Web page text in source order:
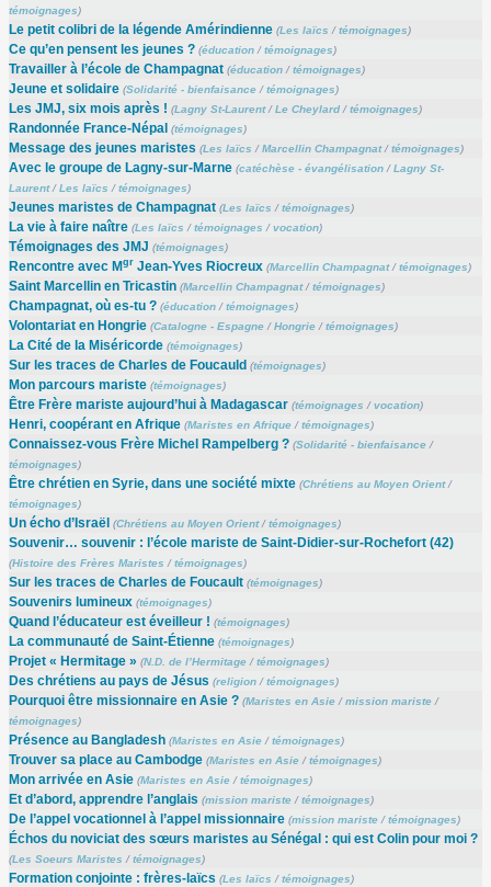
témoignages)
Le petit colibri de la légende Amérindienne (Les laïcs /témoignages)
Ce qu’en pensent les jeunes ? (éducation/témoignages)
Travailler à l’école de Champagnat (éducation/témoignages)
Jeune et solidaire (Solidarité - bienfaisance/témoignages)
Les JMJ, six mois après ! (Lagny St-Laurent/Le Cheylard/témoignages)
Randonnée France-Népal (témoignages)
Message des jeunes maristes (Les laïcs /Marcellin Champagnat/témoignages)
Avec le groupe de Lagny-sur-Marne (catéchèse - évangélisation/Lagny St-
Laurent/Les laïcs /témoignages)
Jeunes maristes de Champagnat (Les laïcs /témoignages)
La vie à faire naître (Les laïcs /témoignages /vocation)
Témoignages des JMJ (témoignages)
Rencontre avec MgrJean-Yves Riocreux (Marcellin Champagnat/témoignages)
Saint Marcellin en Tricastin (Marcellin Champagnat/témoignages)
Champagnat, où es-tu ? (éducation/témoignages)
Volontariat en Hongrie (Catalogne - Espagne/Hongrie/témoignages)
La Cité de la Miséricorde (témoignages)
Sur les traces de Charles de Foucauld (témoignages)
Mon parcours mariste (témoignages)
Être Frère mariste aujourd’hui à Madagascar (témoignages /vocation)
Henri, coopérant en Afrique (Maristes en Afrique/témoignages)
Connaissez-vous Frère Michel Rampelberg ? (Solidarité - bienfaisance/
témoignages)
Être chrétien en Syrie, dans une société mixte (Chrétiens au Moyen Orient/
témoignages)
Un écho d’Israël (Chrétiens au Moyen Orient/témoignages)
Souvenir… souvenir : l’école mariste de Saint-Didier-sur-Rochefort (42)
(Histoire des Frères Maristes /témoignages)
Sur les traces de Charles de Foucault (témoignages)
Souvenirs lumineux (témoignages)
Quand l’éducateur est éveilleur ! (témoignages)
La communauté de Saint-Étienne (témoignages)
Projet « Hermitage » (N.D. de l’Hermitage/témoignages)
Des chrétiens au pays de Jésus (religion/témoignages)
Pourquoi être missionnaire en Asie ? (Maristes en Asie/mission mariste/
témoignages)
Présence au Bangladesh (Maristes en Asie/témoignages)
Trouver sa place au Cambodge (Maristes en Asie/témoignages)
Mon arrivée en Asie (Maristes en Asie/témoignages)
Et d’abord, apprendre l’anglais (mission mariste/témoignages)
De l’appel vocationnel à l’appel missionnaire (mission mariste/témoignages)
Échos du noviciat des sœurs maristes au Sénégal : qui est Colin pour moi ?
(Les Soeurs Maristes /témoignages)
Formation conjointe : frères-laïcs (Les laïcs /témoignages)